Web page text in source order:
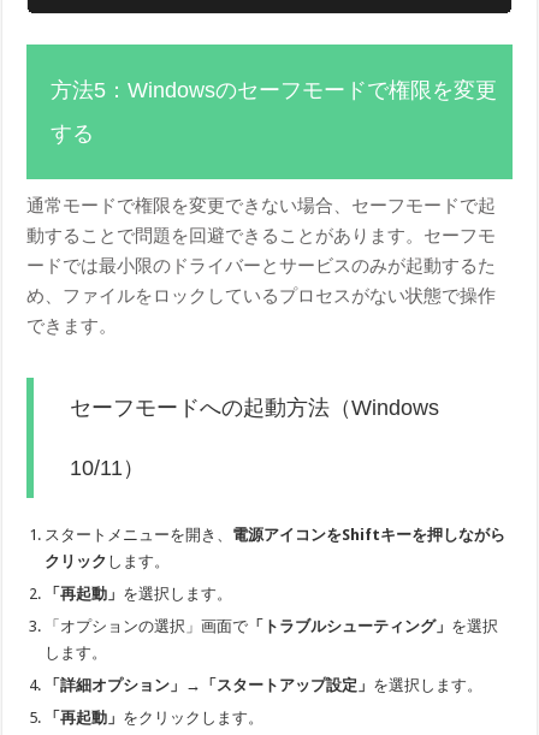
方法5：Windowsのセーフモードで権限を変更
する
通常モードで権限を変更できない場合、セーフモードで起
動することで問題を回避できることがあります。セーフモ
ードでは最小限のドライバーとサービスのみが起動するた
め、ファイルをロックしているプロセスがない状態で操作
できます。
セーフモードへの起動方法（Windows
10/11）
スタートメニューを開き、 電源アイコンをShiftキーを押しながら
クリック します。
「再起動」 を選択します。
「オプションの選択」画面で 「トラブルシューティング」 を選択
します。
「詳細オプション」→「スタートアップ設定」 を選択します。
「再起動」 をクリックします。